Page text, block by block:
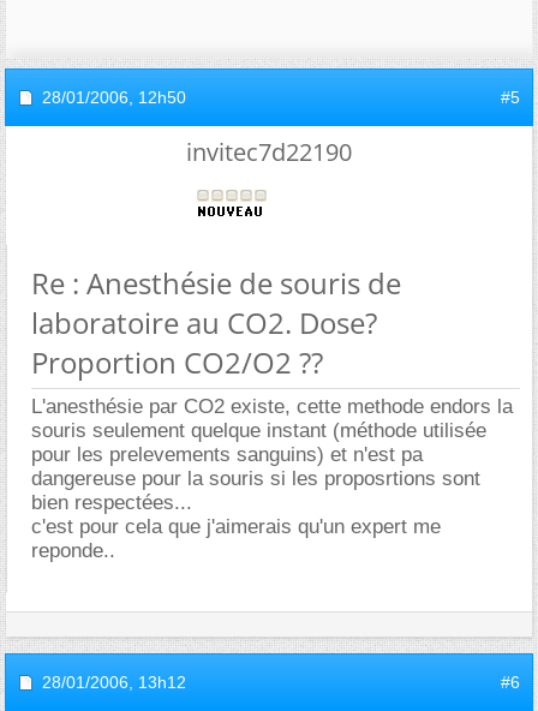
28/01/2006, 12h50 #5
invitec7d22190
Re : Anesthésie de souris de
laboratoire au CO2. Dose?
Proportion CO2/O2 ??
L'anesthésie par CO2 existe, cette methode endors la
souris seulement quelque instant (méthode utilisée
pour les prelevements sanguins) et n'est pa
dangereuse pour la souris si les proposrtions sont
bien respectées...
c'est pour cela que j'aimerais qu'un expert me
reponde..
28/01/2006, 13h12 #6